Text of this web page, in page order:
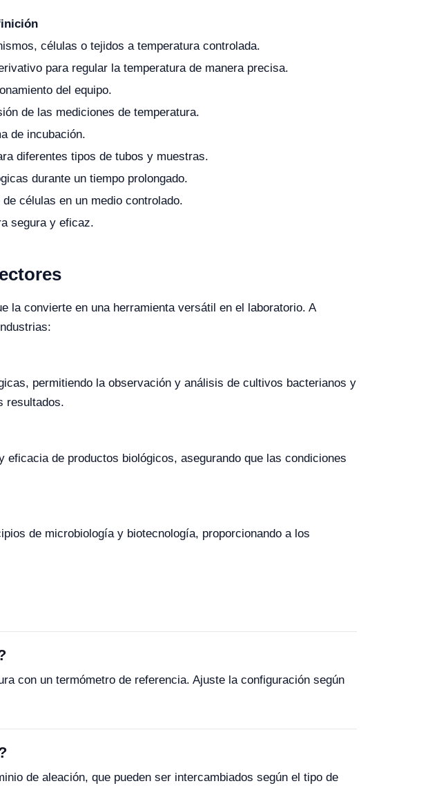
células o tejidos a temperatura controlada.
para regular la temperatura de manera precisa.
del equipo.
de las mediciones de temperatura.
de incubación.
diferentes tipos de tubos y muestras.
durante un tiempo prolongado.
células en un medio controlado.
segura y eficaz.
la convierte en una herramienta versátil en el laboratorio. A
permitiendo la observación y análisis de cultivos bacterianos y
resultados.
de productos biológicos, asegurando que las condiciones
de microbiología y biotecnología, proporcionando a los
con un termómetro de referencia. Ajuste la configuración según
de aleación, que pueden ser intercambiados según el tipo de